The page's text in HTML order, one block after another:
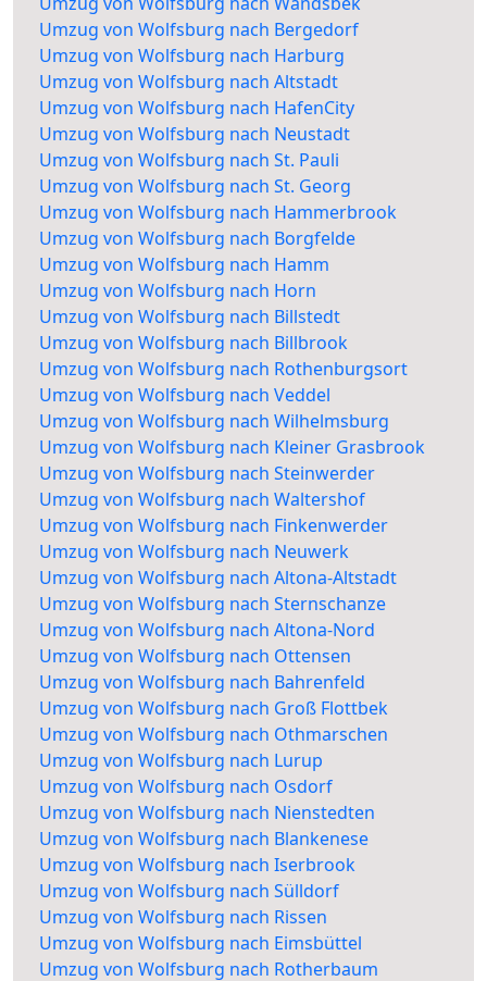
Umzug von Wolfsburg nach Bergedorf
Umzug von Wolfsburg nach Harburg
Umzug von Wolfsburg nach Altstadt
Umzug von Wolfsburg nach HafenCity
Umzug von Wolfsburg nach Neustadt
Umzug von Wolfsburg nach St. Pauli
Umzug von Wolfsburg nach St. Georg
Umzug von Wolfsburg nach Hammerbrook
Umzug von Wolfsburg nach Borgfelde
Umzug von Wolfsburg nach Hamm
Umzug von Wolfsburg nach Horn
Umzug von Wolfsburg nach Billstedt
Umzug von Wolfsburg nach Billbrook
Umzug von Wolfsburg nach Rothenburgsort
Umzug von Wolfsburg nach Veddel
Umzug von Wolfsburg nach Wilhelmsburg
Umzug von Wolfsburg nach Kleiner Grasbrook
Umzug von Wolfsburg nach Steinwerder
Umzug von Wolfsburg nach Waltershof
Umzug von Wolfsburg nach Finkenwerder
Umzug von Wolfsburg nach Neuwerk
Umzug von Wolfsburg nach Altona-Altstadt
Umzug von Wolfsburg nach Sternschanze
Umzug von Wolfsburg nach Altona-Nord
Umzug von Wolfsburg nach Ottensen
Umzug von Wolfsburg nach Bahrenfeld
Umzug von Wolfsburg nach Groß Flottbek
Umzug von Wolfsburg nach Othmarschen
Umzug von Wolfsburg nach Lurup
Umzug von Wolfsburg nach Osdorf
Umzug von Wolfsburg nach Nienstedten
Umzug von Wolfsburg nach Blankenese
Umzug von Wolfsburg nach Iserbrook
Umzug von Wolfsburg nach Sülldorf
Umzug von Wolfsburg nach Rissen
Umzug von Wolfsburg nach Eimsbüttel
Umzug von Wolfsburg nach Rotherbaum